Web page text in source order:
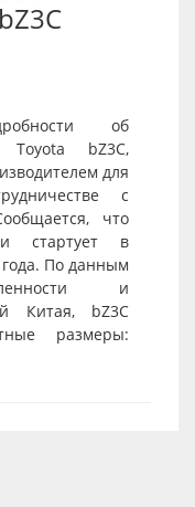
об
Toyota bZ3C,
для
с
что
стартует в
года. По данным
и
Китая, bZ3C
размеры: